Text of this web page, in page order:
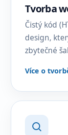
Tvorba
Čistý kód
design,
zbytečné
Více o